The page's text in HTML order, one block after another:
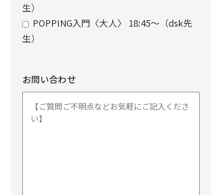
生）
POPPING入門〈大人〉 18:45〜（dsk先
生）
お問い合わせ